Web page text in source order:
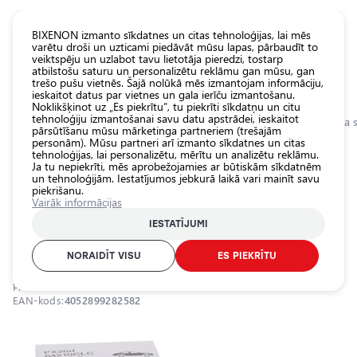
Sākumlapa Kategorijas Veikals Pamatlukturu auto spuldzes
Halogēna spuldze H7, 12V, 1500Lm,
CLASSIC LINE sērija
OSRAM / 21-2641 / H7 / OSRAM CLASSIC
Produkta ID:
EAN-kods:4052899282582
Visas
veikala
preces
Veikals
Pamatlukturu
spuldzes
Ārējais auto
Iekšējais auto
apgaismojums
Apgaismojuma
aksesuāri
BIXENON izmanto sīkdatnes un citas tehnoloģijas, lai mēs
varētu droši un uzticami piedāvāt mūsu lapas, pārbaudīt to
veiktspēju un uzlabot tavu lietotāja pieredzi, tostarp
atbilstošu saturu un personalizētu reklāmu gan mūsu, gan
trešo pušu vietnēs. Šajā nolūkā mēs izmantojam informāciju,
ieskaitot datus par vietnes un gala ierīču izmantošanu.
Noklikšķinot uz „Es piekrītu”, tu piekrīti sīkdatņu un citu
tehnoloģiju izmantošanai savu datu apstrādei, ieskaitot
pārsūtīšanu mūsu mārketinga partneriem (trešajām
personām). Mūsu partneri arī izmanto sīkdatnes un citas
tehnoloģijas, lai personalizētu, mērītu un analizētu reklāmu.
Ja tu nepiekrīti, mēs aprobežojamies ar būtiskām sīkdatnēm
un tehnoloģijām. Iestatījumos jebkurā laikā vari mainīt savu
piekrišanu.
Vairāk informācijas
IESTATĪJUMI
NORAIDĪT VISU ES PIEKRĪTU